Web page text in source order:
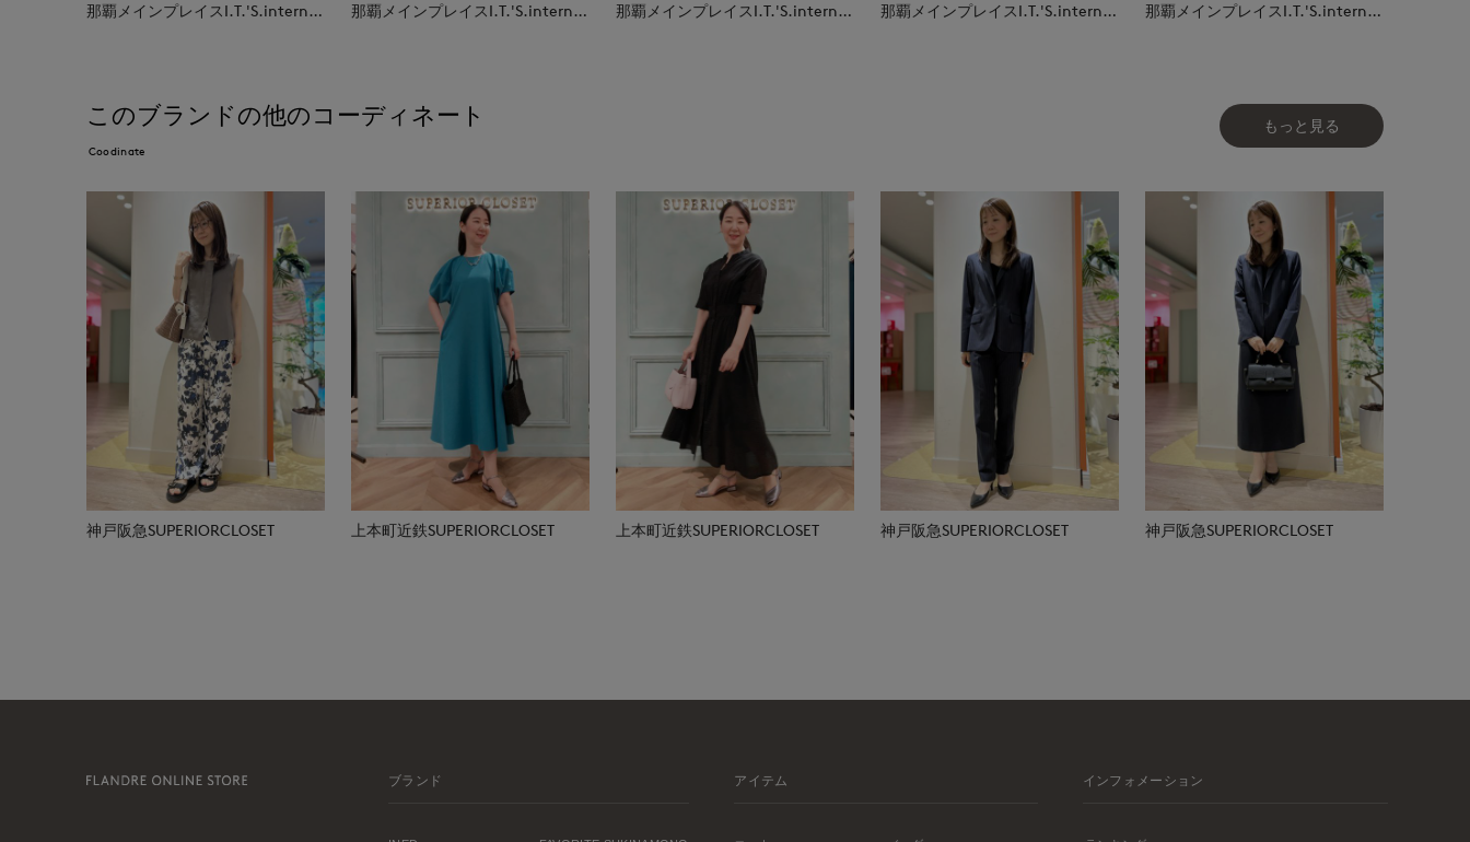
那覇メインプレイスI.T.'S.international 那覇メインプレイスI.T.'S.international 那覇メインプレイスI.T.'S.international 那覇メインプレイスI.T.'S.international 那覇メインプレイスI.T.'S.international
このブランドの他のコーディネート
Coodinate
もっと見る
神戸阪急SUPERIORCLOSET 上本町近鉄SUPERIORCLOSET 上本町近鉄SUPERIORCLOSET 神戸阪急SUPERIORCLOSET 神戸阪急SUPERIORCLOSET
ブランド アイテム インフォメーション